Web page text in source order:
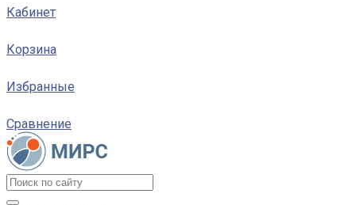
Кабинет
Корзина
Избранные
Сравнение